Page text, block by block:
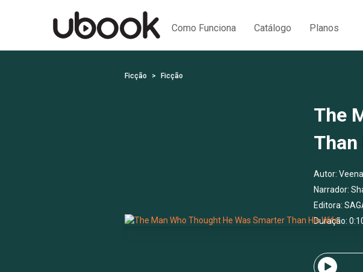
Como Funciona Catálogo Planos
Ficção Ficção
The
Autor:
Narrador:
Editora:
Duração: